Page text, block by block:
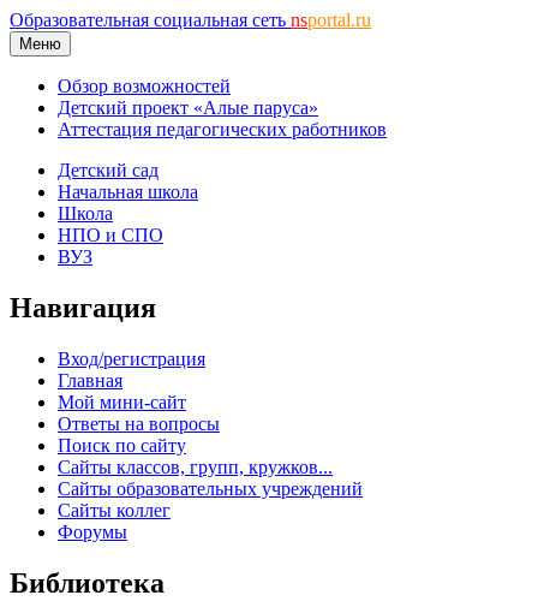
Образовательная социальная сеть nsportal.ru
Меню
Обзор возможностей
Детский проект «Алые паруса»
Аттестация педагогических работников
Детский сад
Начальная школа
Школа
НПО и СПО
ВУЗ
Навигация
Вход/регистрация
Главная
Мой мини-сайт
Ответы на вопросы
Поиск по сайту
Сайты классов, групп, кружков...
Сайты образовательных учреждений
Сайты коллег
Форумы
Библиотека